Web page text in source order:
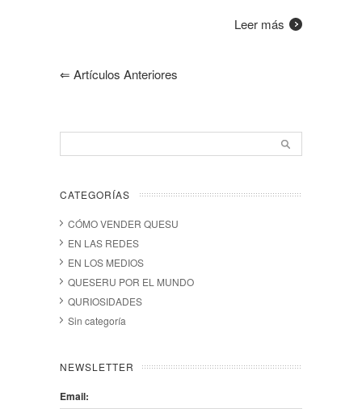
Leer más
⇐ Artículos Anteriores
CATEGORÍAS
CÓMO VENDER QUESU
EN LAS REDES
EN LOS MEDIOS
QUESERU POR EL MUNDO
QURIOSIDADES
Sin categoría
NEWSLETTER
Email: